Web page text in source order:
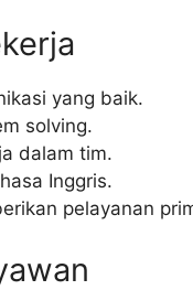
yang baik.
solving.
dalam tim.
Inggris.
pelayanan